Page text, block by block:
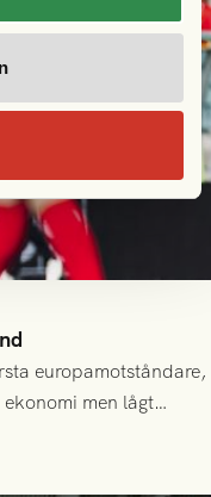
europamotståndare,
men lågt
och individuell